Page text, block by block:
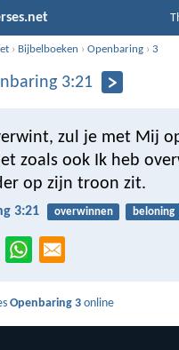
› Bijbelboeken ›Openbaring ›3
3:21
zul je met Mij
zoals ook Ik heb
op zijn troon zit.
3:21 overwinnen beloning
Openbaring 3 online